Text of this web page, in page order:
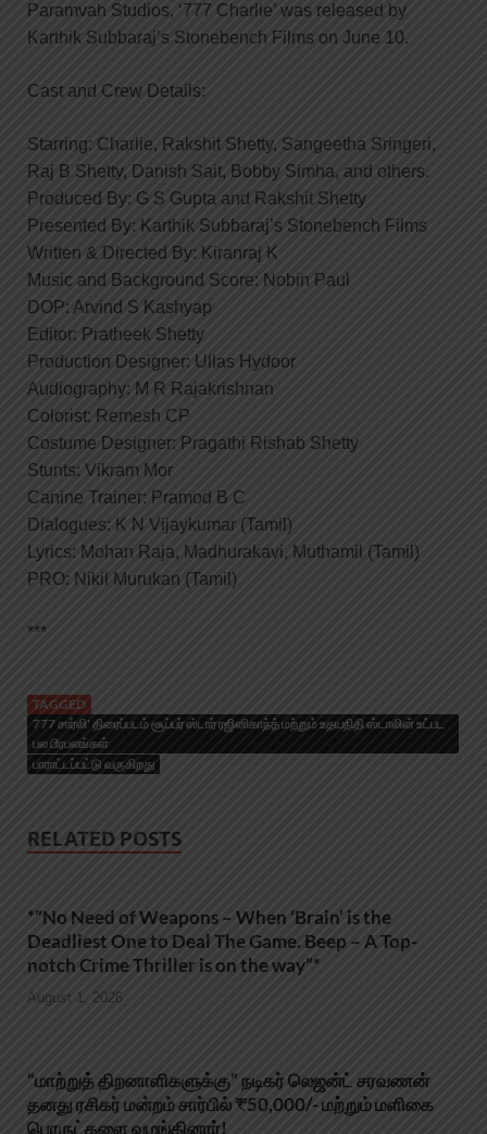
Paramvah Studios, ‘777 Charlie’ was released by
Karthik Subbaraj’s Stonebench Films on June 10.
Cast and Crew Details:
Starring: Charlie, Rakshit Shetty, Sangeetha Sringeri,
Raj B Shetty, Danish Sait, Bobby Simha, and others.
Produced By: G S Gupta and Rakshit Shetty
Presented By: Karthik Subbaraj’s Stonebench Films
Written & Directed By: Kiranraj K
Music and Background Score: Nobin Paul
DOP: Arvind S Kashyap
Editor: Pratheek Shetty
Production Designer: Ullas Hydoor
Audiography: M R Rajakrishnan
Colorist: Remesh CP
Costume Designer: Pragathi Rishab Shetty
Stunts: Vikram Mor
Canine Trainer: Pramod B C
Dialogues: K N Vijaykumar (Tamil)
Lyrics: Mohan Raja, Madhurakavi, Muthamil (Tamil)
PRO: Nikil Murukan (Tamil)
***
TAGGED
777 சார்லி' திரைப்படம் சூப்பர் ஸ்டார் ரஜினிகாந்த் மற்றும் உதயநிதி ஸ்டாலின் உட்பட
பல பிரபலங்கள்
பாராட்டப்பட்டு வருகிறது
RELATED POSTS
*”No Need of Weapons – When ‘Brain’ is the
Deadliest One to Deal The Game. Beep – A Top-
notch Crime Thriller is on the way”*
August 1, 2026
“மாற்றுத் திறனாளிகளுக்கு” நடிகர் லெஜன்ட் சரவணன்
தனது ரசிகர் மன்றம் சார்பில் ₹50,000/- மற்றும் மளிகை
பொருட்களை வழங்கினார்!